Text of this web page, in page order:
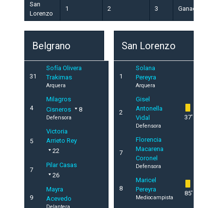
San
Lorenzo
1 2 3 Ganador
Belgrano
31
Sofía Olivera
Trakimas
Arquera
4
Milagros
Cisneros
8
Defensora
5
Victoria
Arrieto Rey
22
7
Pilar Casas
26
9
Mayra
Acevedo
San Lorenzo
1
Solana
Pereyra
Arquera
2
Gisel
Antonella
Vidal
Defensora
37'
7
Florencia
Macarena
Coronel
Defensora
8
Maricel
Pereyra
Mediocampista
85'